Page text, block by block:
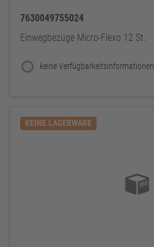
7630049755024
Einwegbezüge Micro-Flexo 12 St.
keine Verfügbarkeitsinformationen
KEINE LAGERWARE